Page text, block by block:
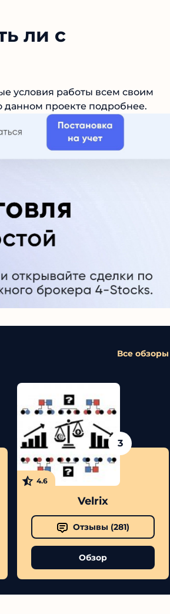
ли с
условия работы всем своим
данном проекте подробнее.
Все обзоры
4.6
Velrix
Отзывы (281)
Обзор